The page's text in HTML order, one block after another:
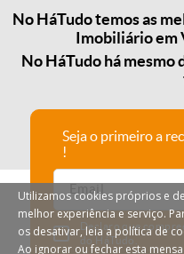
No HáTudo temos as
Imobiliário em
No HáTudo há mesmo
Seja o primeiro a
!
Declaro que
do HáTudo.
Utilizamos cookies próprios e
melhor experiência e serviço.
os desativar, leia a política de
Ao ignorar ou fechar esta